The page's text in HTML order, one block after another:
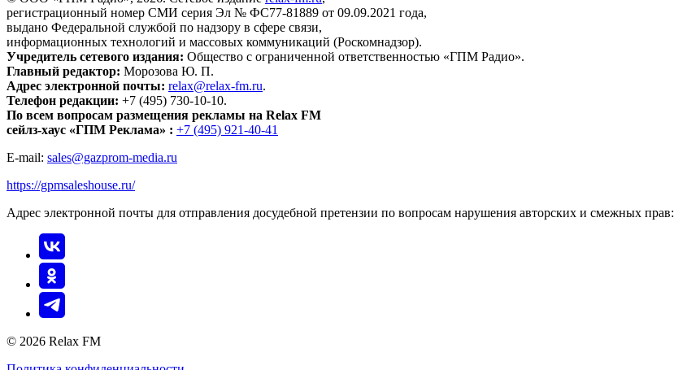
регистрационный номер СМИ серия Эл № ФС77-81889 от 09.09.2021 года,
выдано Федеральной службой по надзору в сфере связи,
информационных технологий и массовых коммуникаций (Роскомнадзор).
Учредитель сетевого издания: Общество с ограниченной ответственностью «ГПМ Радио».
Главный редактор: Морозова Ю. П.
Адрес электронной почты: relax@relax-fm.ru.
Телефон редакции: +7 (495) 730-10-10.
По всем вопросам размещения рекламы на Relax FM
сейлз-хаус «ГПМ Реклама» : +7 (495) 921-40-41
E-mail: sales@gazprom-media.ru
https://gpmsaleshouse.ru/
Адрес электронной почты для отправления досудебной претензии по вопросам нарушения авторских и смежных прав:
© 2026 Relax FM